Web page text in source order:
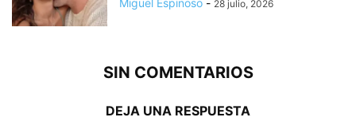
Miguel Espinoso - 28 julio, 2026
SIN COMENTARIOS
DEJA UNA RESPUESTA